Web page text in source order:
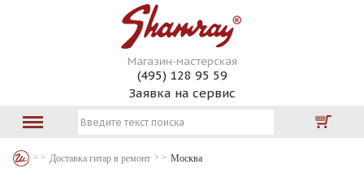
Магазин-мастерская
(495) 128 95 59
Заявка на сервис
Доставка гитар в ремонт Москва